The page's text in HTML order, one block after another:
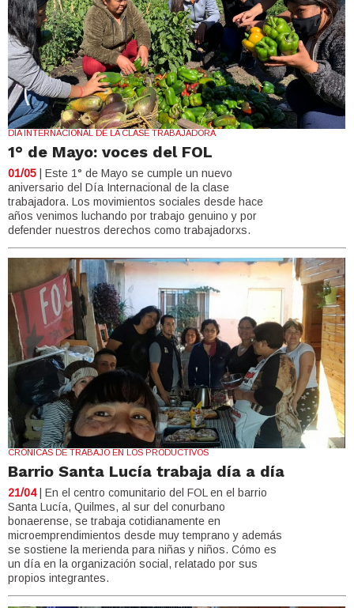
DÍA INTERNACIONAL DE LA CLASE TRABAJADORA
1° de Mayo: voces del FOL
01/05 | Este 1° de Mayo se cumple un nuevo
aniversario del Día Internacional de la clase
trabajadora. Los movimientos sociales desde hace
años venimos luchando por trabajo genuino y por
defender nuestros derechos como trabajadorxs.
CRÓNICAS DE TRABAJO EN LOS PRODUCTIVOS
Barrio Santa Lucía trabaja día a día
21/04| En el centro comunitario del FOL en el barrio
Santa Lucía, Quilmes, al sur del conurbano
bonaerense, se trabaja cotidianamente en
microemprendimientos desde muy temprano y además
se sostiene la merienda para niñas y niños. Cómo es
un día en la organización social, relatado por sus
propios integrantes.